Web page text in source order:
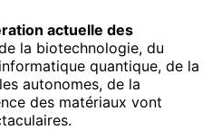
actuelle des
la biotechnologie, du
quantique, de la
autonomes, de la
des matériaux vont